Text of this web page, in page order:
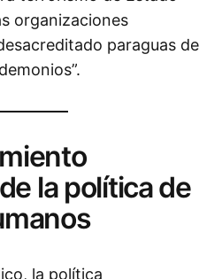
organizaciones
paraguas de
la política de
la política